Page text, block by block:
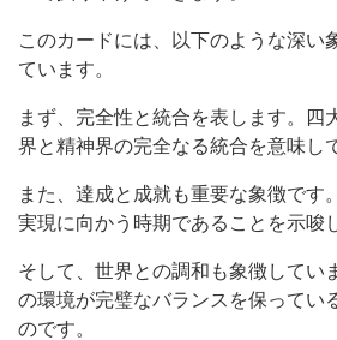
このカードには、以下のような深い
ています。
まず、完全性と統合を表します。四
界と精神界の完全なる統合を意味し
また、達成と成就も重要な象徴です
実現に向かう時期であることを示唆
そして、世界との調和も象徴してい
の環境が完璧なバランスを保ってい
のです。